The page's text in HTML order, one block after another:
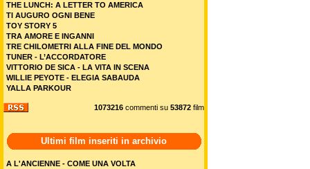
THE LUNCH: A LETTER TO AMERICA
TI AUGURO OGNI BENE
TOY STORY 5
TRA AMORE E INGANNI
TRE CHILOMETRI ALLA FINE DEL MONDO
TUNER - L’ACCORDATORE
VITTORIO DE SICA - LA VITA IN SCENA
WILLIE PEYOTE - ELEGIA SABAUDA
YALLA PARKOUR
1073216 commenti su 53872 film
Ultimi film inseriti in archivio
A L'ANCIENNE - COME UNA VOLTA